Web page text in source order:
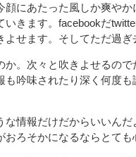
にあたった風しか爽や
きます。facebookだ
せます。そしてただ過ぎ
。次々と吹きよせるの
吟味されたり深く何度
な情報だけだからいいん
ろそかになるならとても